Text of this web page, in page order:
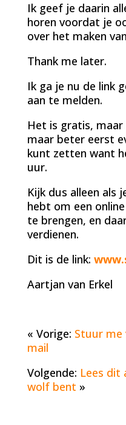
Ik geef je daarin
horen voordat je
over het maken
Thank me later.
Ik ga je nu de link
aan te melden.
Het is gratis,
maar beter eerst
kunt zetten want
uur.
Kijk dus alleen als
hebt om een
te brengen, en
verdienen.
Dit is de link:
Aartjan van Erkel
« Vorige: Stuur me
mail
Volgende: Lees dit
wolf bent »